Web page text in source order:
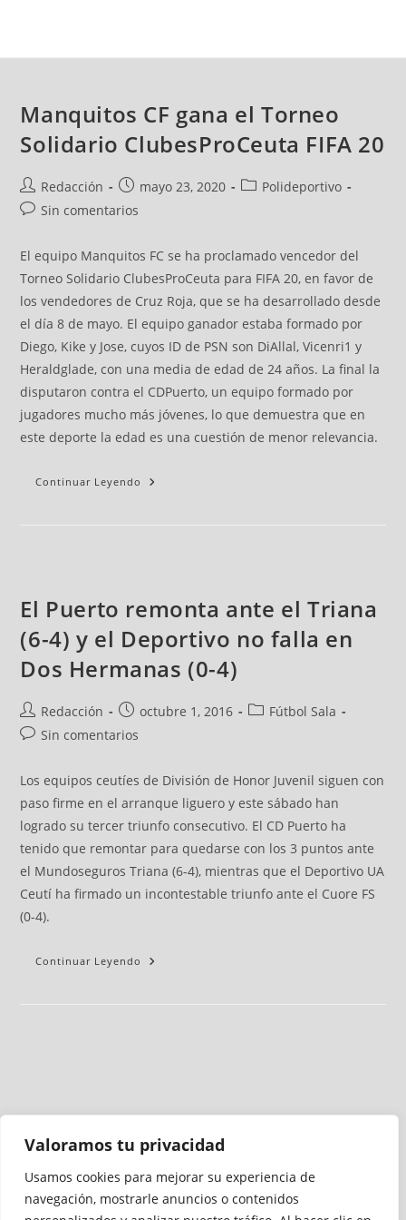
Valoramos tu privacidad
Usamos cookies para mejorar su experiencia de
navegación, mostrarle anuncios o contenidos
Manquitos CF gana el Torneo
Solidario ClubesProCeuta FIFA 20
Redacción mayo 23, 2020
Polideportivo
Sin comentarios
El equipo Manquitos FC se ha proclamado vencedor del
Torneo Solidario ClubesProCeuta para FIFA 20, en favor de
los vendedores de Cruz Roja, que se ha desarrollado desde
el día 8 de mayo. El equipo ganador estaba formado por
Diego, Kike y Jose, cuyos ID de PSN son DiAllal, Vicenri1 y
Heraldglade, con una media de edad de 24 años. La final la
disputaron contra el CDPuerto, un equipo formado por
jugadores mucho más jóvenes, lo que demuestra que en
este deporte la edad es una cuestión de menor relevancia.
Continuar Leyendo
El Puerto remonta ante el Triana
(6-4) y el Deportivo no falla en
Dos Hermanas (0-4)
Redacción octubre 1, 2016
Fútbol Sala
Sin comentarios
Los equipos ceutíes de División de Honor Juvenil siguen con
paso firme en el arranque liguero y este sábado han
logrado su tercer triunfo consecutivo. El CD Puerto ha
tenido que remontar para quedarse con los 3 puntos ante
el Mundoseguros Triana (6-4), mientras que el Deportivo UA
Ceutí ha firmado un incontestable triunfo ante el Cuore FS
(0-4).
Continuar Leyendo
Medio auditado por